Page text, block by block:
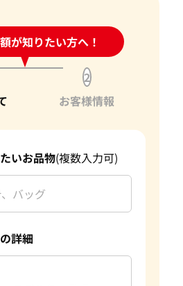
？
が知りたい方へ！
!問い合わせフォーム
2
お客様情報
いお品物(複数入力可)
詳細